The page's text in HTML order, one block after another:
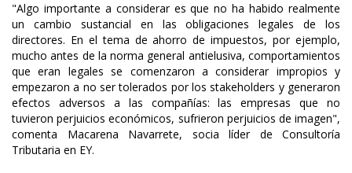
"Algo importante a considerar es que no ha habido realmente
un cambio sustancial en las obligaciones legales de los
directores. En el tema de ahorro de impuestos, por ejemplo,
mucho antes de la norma general antielusiva, comportamientos
que eran legales se comenzaron a considerar impropios y
empezaron a no ser tolerados por los stakeholders y generaron
efectos adversos a las compañías: las empresas que no
tuvieron perjuicios económicos, sufrieron perjuicios de imagen",
comenta Macarena Navarrete, socia líder de Consultoría
Tributaria en EY.